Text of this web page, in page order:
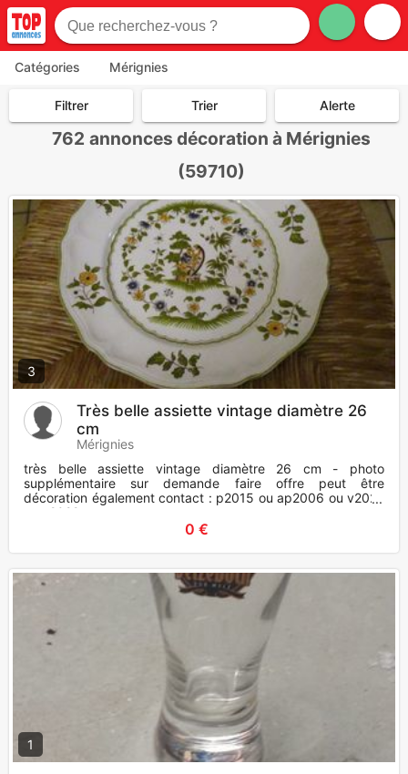
Catégories Mérignies
Filtrer Trier Alerte
762 annonces décoration à Mérignies
(59710)
3
Très belle assiette vintage diamètre 26
cm
Mérignies
très belle assiette vintage diamètre 26 cm - photo
supplémentaire sur demande faire offre peut être
décoration également contact : p2015 ou ap2006 ou v2022
ou a2022
0 €
1